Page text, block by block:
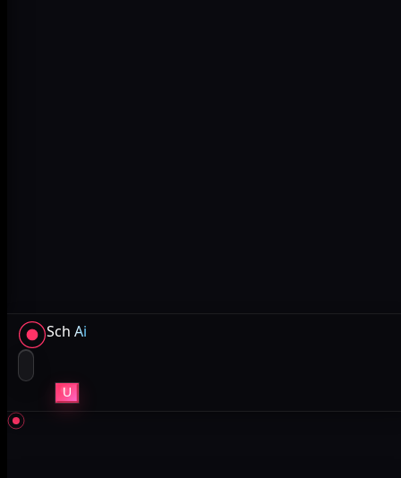
Sch Ai
U